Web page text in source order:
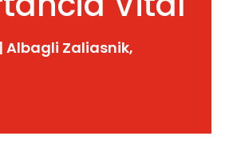
| Albagli Zaliasnik,